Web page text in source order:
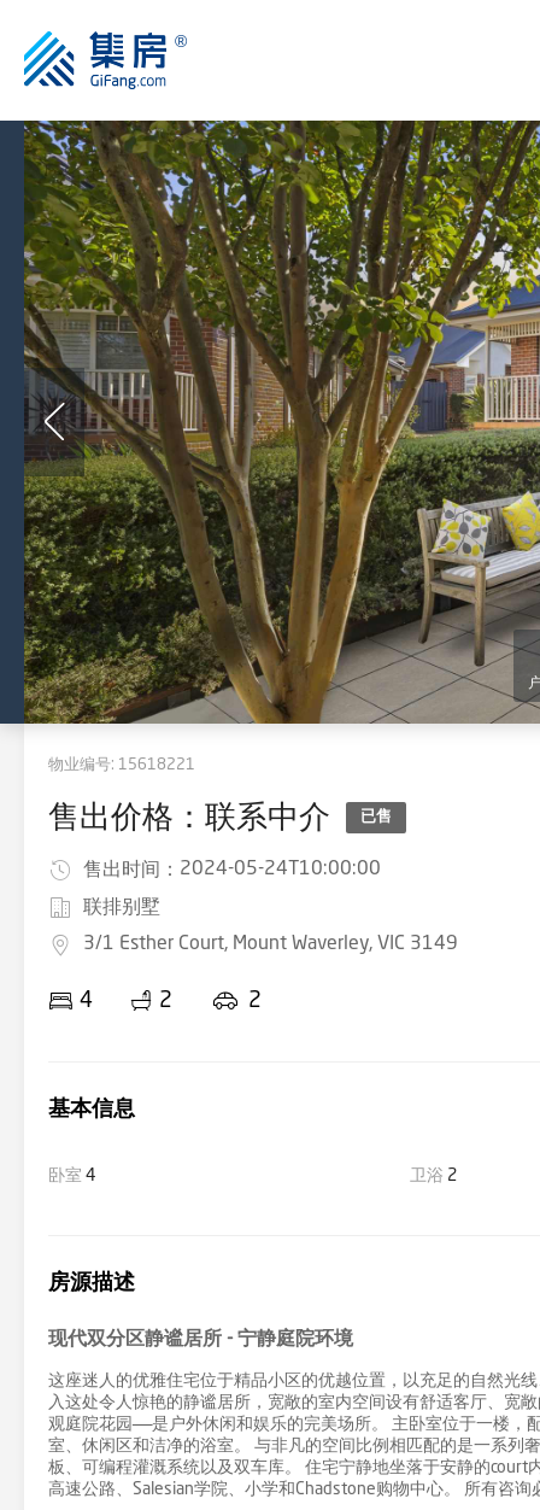
物业编号: 15618221
售出价格：联系中介 已售
售出时间： 2024-05-24T10:00:00
联排别墅
3/1 Esther Court, Mount Waverley, VIC 3149
4 2 2
基本信息
卧室 4 卫浴 2
房源描述
现代双分区静谧居所 - 宁静庭院环境
这座迷人的优雅住宅位于精品小区的优越位置，以充足的自然光
入这处令人惊艳的静谧居所，宽敞的室内空间设有舒适客厅、宽
观庭院花园——是户外休闲和娱乐的完美场所。 主卧室位于一楼
室、休闲区和洁净的浴室。 与非凡的空间比例相匹配的是一系列
板、可编程灌溉系统以及双车库。 住宅宁静地坐落于安静的
高速公路、Salesian学院、小学和Chadstone购物中心。 所有咨询